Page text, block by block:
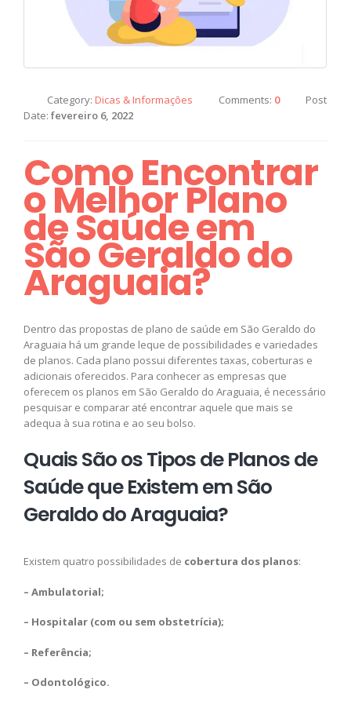
Category: Dicas & Informações Comments: 0
Post
Date: fevereiro 6, 2022
Como Encontrar
o Melhor Plano
de Saúde em
São Geraldo do
Araguaia?
Dentro das propostas de plano de saúde em São Geraldo do
Araguaia há um grande leque de possibilidades e variedades
de planos. Cada plano possui diferentes taxas, coberturas e
adicionais oferecidos. Para conhecer as empresas que
oferecem os planos em São Geraldo do Araguaia, é necessário
pesquisar e comparar até encontrar aquele que mais se
adequa à sua rotina e ao seu bolso.
Quais São os Tipos de Planos de
Saúde que Existem em São
Geraldo do Araguaia?
Existem quatro possibilidades de cobertura dos planos:
– Ambulatorial;
– Hospitalar (com ou sem obstetrícia);
– Referência;
– Odontológico.